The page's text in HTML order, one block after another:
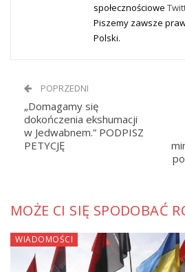
społecznościowe
Piszemy zawsze
Polski.
POPRZEDNI
„Domagamy się
dokończenia ekshumacji
w Jedwabnem.” PODPISZ
PETYCJĘ
MOŻE CI SIĘ SPODOBAĆ
WIADOMOŚCI